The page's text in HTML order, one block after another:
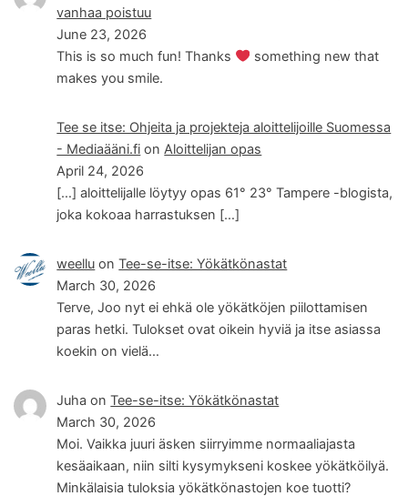
vanhaa poistuu
June 23, 2026
This is so much fun! Thanks
something new that
makes you smile.
Tee se itse: Ohjeita ja projekteja aloittelijoille Suomessa
- Mediaääni.fi onAloittelijan opas
April 24, 2026
[…] aloittelijalle löytyy opas 61° 23° Tampere -blogista,
joka kokoaa harrastuksen […]
weellu onTee-se-itse: Yökätkönastat
March 30, 2026
Terve, Joo nyt ei ehkä ole yökätköjen piilottamisen
paras hetki. Tulokset ovat oikein hyviä ja itse asiassa
koekin on vielä…
Juha onTee-se-itse: Yökätkönastat
March 30, 2026
Moi. Vaikka juuri äsken siirryimme normaaliajasta
kesäaikaan, niin silti kysymykseni koskee yökätköilyä.
Minkälaisia tuloksia yökätkönastojen koe tuotti?